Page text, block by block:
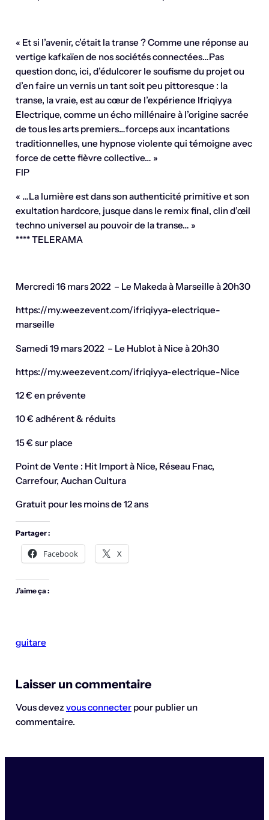
« Et si l’avenir, c’était la transe ? Comme une réponse au
vertige kafkaïen de nos sociétés connectées…Pas
question donc, ici, d’édulcorer le soufisme du projet ou
d’en faire un vernis un tant soit peu pittoresque : la
transe, la vraie, est au cœur de l’expérience Ifriqiyya
Electrique, comme un écho millénaire à l’origine sacrée
de tous les arts premiers…forceps aux incantations
traditionnelles, une hypnose violente qui témoigne avec
force de cette fièvre collective… »
FIP
« …La lumière est dans son authenticité primitive et son
exultation hardcore, jusque dans le remix final, clin d’œil
techno universel au pouvoir de la transe… »
**** TELERAMA
Mercredi 16 mars 2022 – Le Makeda à Marseille à 20h30
https://my.weezevent.com/ifriqiyya-electrique-
marseille
Samedi 19 mars 2022 – Le Hublot à Nice à 20h30
https://my.weezevent.com/ifriqiyya-electrique-Nice
12 € en prévente
10 € adhérent & réduits
15 € sur place
Point de Vente : Hit Import à Nice, Réseau Fnac,
Carrefour, Auchan Cultura
Gratuit pour les moins de 12 ans
Partager :
Facebook X
J’aime ça :
guitare
Laisser un commentaire
Vous devez vous connecterpour publier un
commentaire.